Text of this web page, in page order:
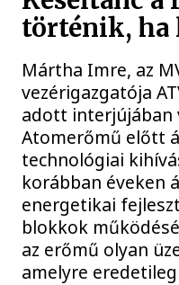
történik, ha
Mártha Imre, az
vezérigazgatója
adott interjújában
Atomerőmű előtt
technológiai
korábban éveken
energetikai
blokkok
az erőmű olyan
amelyre